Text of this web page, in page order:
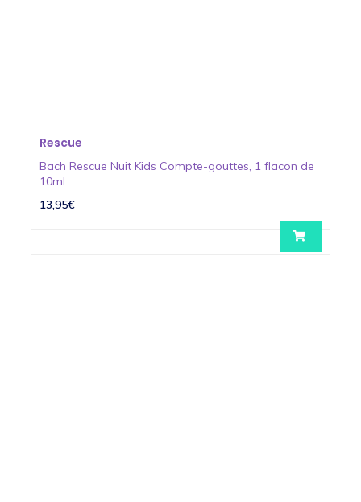
Rescue
Bach Rescue Nuit Kids Compte-gouttes, 1 flacon de
10ml
13,95€